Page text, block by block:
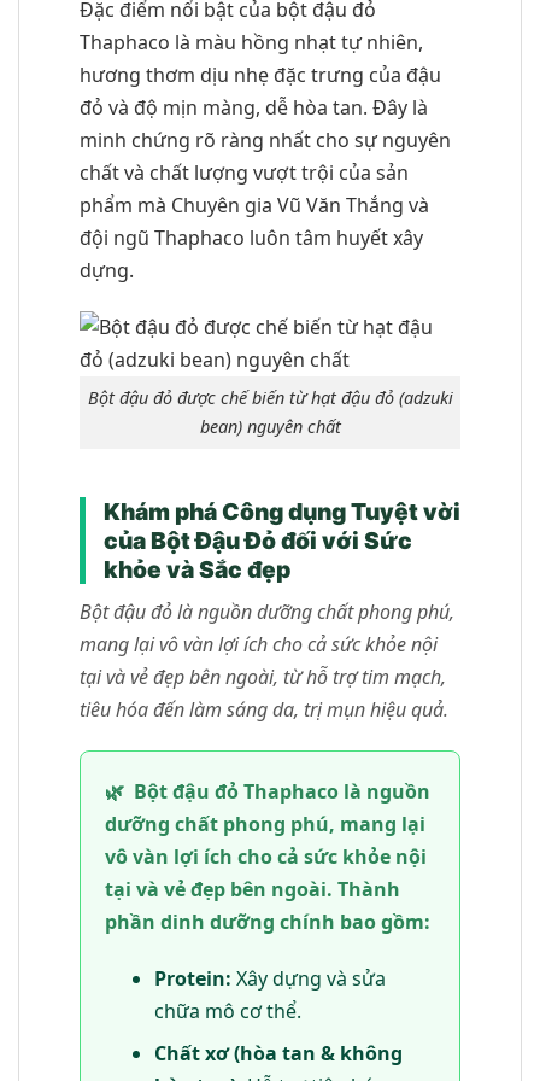
Đặc điểm nổi bật của bột đậu đỏ
Thaphaco là màu hồng nhạt tự nhiên,
hương thơm dịu nhẹ đặc trưng của đậu
đỏ và độ mịn màng, dễ hòa tan. Đây là
minh chứng rõ ràng nhất cho sự nguyên
chất và chất lượng vượt trội của sản
phẩm mà Chuyên gia Vũ Văn Thắng và
đội ngũ Thaphaco luôn tâm huyết xây
dựng.
Bột đậu đỏ được chế biến từ hạt đậu đỏ (adzuki
bean) nguyên chất
Khám phá Công dụng Tuyệt vời
của Bột Đậu Đỏ đối với Sức
khỏe và Sắc đẹp
Bột đậu đỏ là nguồn dưỡng chất phong phú,
mang lại vô vàn lợi ích cho cả sức khỏe nội
tại và vẻ đẹp bên ngoài, từ hỗ trợ tim mạch,
tiêu hóa đến làm sáng da, trị mụn hiệu quả.
🌿 Bột đậu đỏ Thaphaco là nguồn
dưỡng chất phong phú, mang lại
vô vàn lợi ích cho cả sức khỏe nội
tại và vẻ đẹp bên ngoài. Thành
phần dinh dưỡng chính bao gồm:
Protein: Xây dựng và sửa
chữa mô cơ thể.
Chất xơ (hòa tan & không